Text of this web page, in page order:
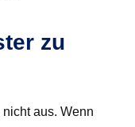
zu
aus. Wenn